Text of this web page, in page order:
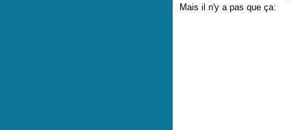
Mais il n'y a pas que ça: